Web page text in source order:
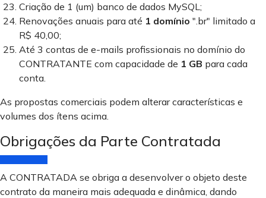
Criação de 1 (um) banco de dados MySQL;
Renovações anuais para até 1 domínio ".br" limitado a
R$ 40,00;
Até 3 contas de e-mails profissionais no domínio do
CONTRATANTE com capacidade de 1 GB para cada
conta.
As propostas comerciais podem alterar características e
volumes dos ítens acima.
Obrigações da Parte Contratada
A CONTRATADA se obriga a desenvolver o objeto deste
contrato da maneira mais adequada e dinâmica, dando